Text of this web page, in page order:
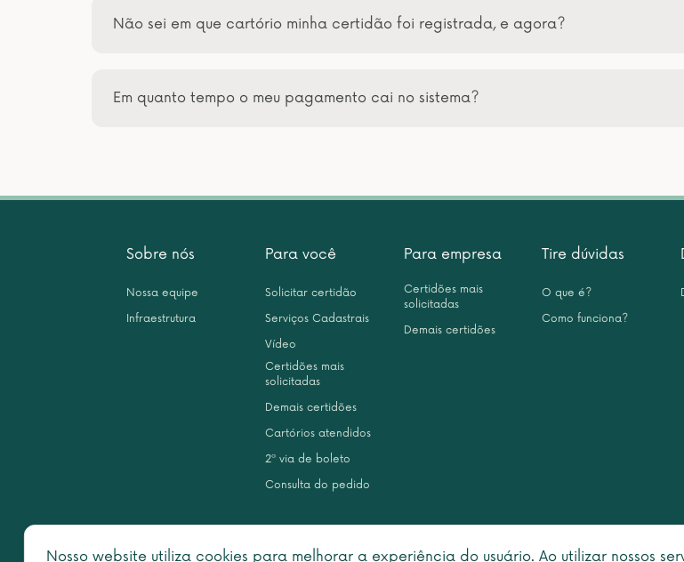
Não sei em que cartório minha certidão foi registrada, e agora?
Em quanto tempo o meu pagamento cai no sistema?
Nosso website utiliza cookies para melhorar a experiência do usuário. Ao utilizar nossos
Sobre nós
Nossa equipe
Infraestrutura
Para você
Solicitar certidão
Serviços Cadastrais
Vídeo
Certidões mais
solicitadas
Demais certidões
Cartórios atendidos
2ª via de boleto
Consulta do pedido
Para empresa
Certidões mais
solicitadas
Demais certidões
Tire dúvidas
O que é?
Como funciona?